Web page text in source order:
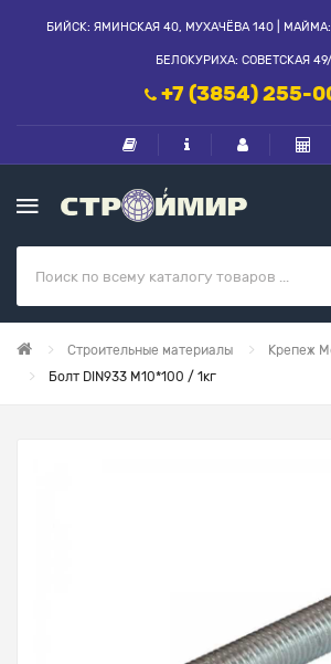
БИЙСК: ЯМИНСКАЯ 40, МУХАЧЁВА 140 |
БЕЛОКУРИХА: СОВЕТСКАЯ
+7 (3854) 255-
Строительные материалы Крепеж
Болт DIN933 М10*100 / 1кг